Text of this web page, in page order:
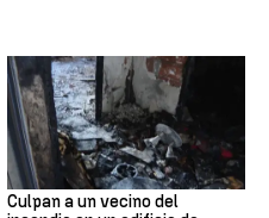
Culpan a un vecino del